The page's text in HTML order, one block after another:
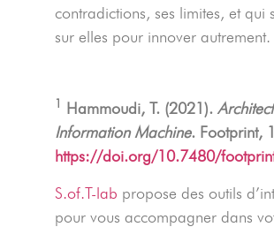
contradictions, ses limites, et qui
sur elles pour innover autrement.
1 Hammoudi, T. (2021).
Information Machine. Footprint,
https://doi.org/10.7480/
S.of.T-lab propose des outils
pour vous accompagner dans